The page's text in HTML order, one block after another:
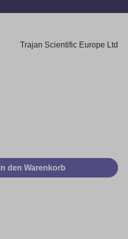
Trajan Scientific Europe Ltd
Wert ein
In den Warenkorb